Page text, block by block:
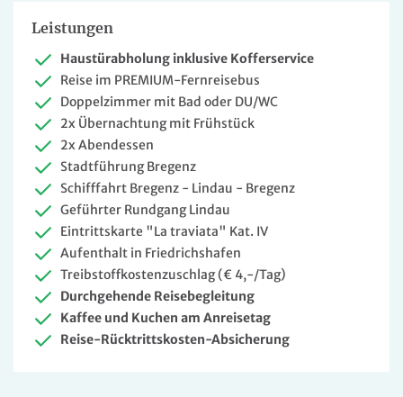
Leistungen
Haustürabholung inklusive Kofferservice
Reise im PREMIUM-Fernreisebus
Doppelzimmer mit Bad oder DU/WC
2x Übernachtung mit Frühstück
2x Abendessen
Stadtführung Bregenz
Schifffahrt Bregenz - Lindau - Bregenz
Geführter Rundgang Lindau
Eintrittskarte "La traviata" Kat. IV
Aufenthalt in Friedrichshafen
Treibstoffkostenzuschlag (€ 4,-/Tag)
Durchgehende Reisebegleitung
Kaffee und Kuchen am Anreisetag
Reise-Rücktrittskosten-Absicherung